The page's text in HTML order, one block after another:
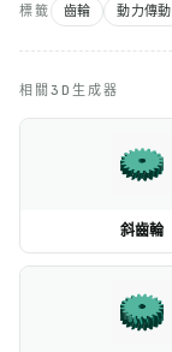
標籤 齒輪 動力傳動
相關3D生成器
斜齒輪